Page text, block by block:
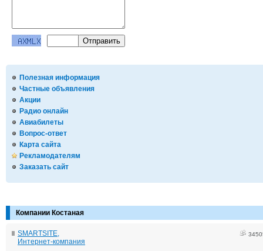
Полезная информация
Частные объявления
Акции
Радио онлайн
Авиабилеты
Вопрос-ответ
Карта сайта
Рекламодателям
Заказать сайт
Компании Костаная
SMARTSITE,
Интернет-компания